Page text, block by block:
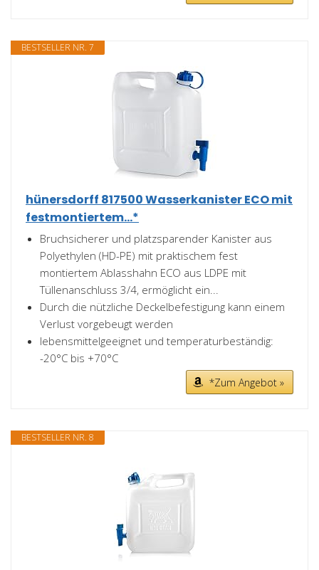
BESTSELLER NR. 7
hünersdorff 817500 Wasserkanister ECO mit
festmontiertem...*
Bruchsicherer und platzsparender Kanister aus
Polyethylen (HD-PE) mit praktischem fest
montiertem Ablasshahn ECO aus LDPE mit
Tüllenanschluss 3/4, ermöglicht ein...
Durch die nützliche Deckelbefestigung kann einem
Verlust vorgebeugt werden
lebensmittelgeeignet und temperaturbeständig:
-20°C bis +70°C
*Zum Angebot »
BESTSELLER NR. 8